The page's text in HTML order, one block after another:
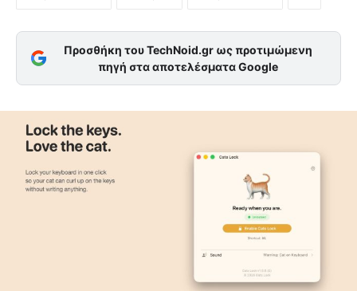
Προσθήκη του TechNoid.gr ως προτιμώμενη
πηγή στα αποτελέσματα Google